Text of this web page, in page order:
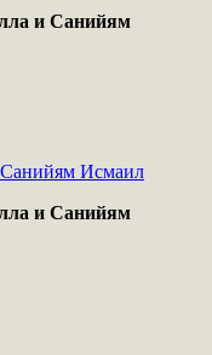
и Санийям
и Санийям